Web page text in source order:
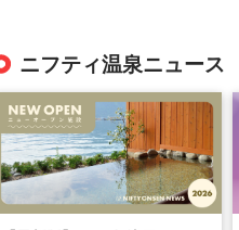
ニフティ温泉ニュース